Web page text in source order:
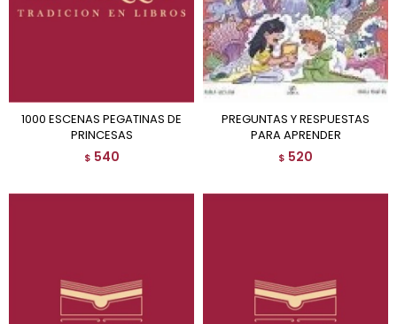
1000 ESCENAS PEGATINAS DE
PRINCESAS
$ 540
PREGUNTAS Y RESPUESTAS
PARA APRENDER
$ 520